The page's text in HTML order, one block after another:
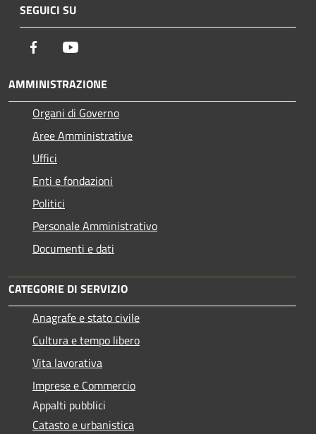
SEGUICI SU
Facebook
AMMINISTRAZIONE
Organi di Governo
Aree Amministrative
Uffici
Enti e fondazioni
Politici
Personale Amministrativo
Documenti e dati
CATEGORIE DI SERVIZIO
Anagrafe e stato civile
Cultura e tempo libero
Vita lavorativa
Imprese e Commercio
Appalti pubblici
Catasto e urbanistica